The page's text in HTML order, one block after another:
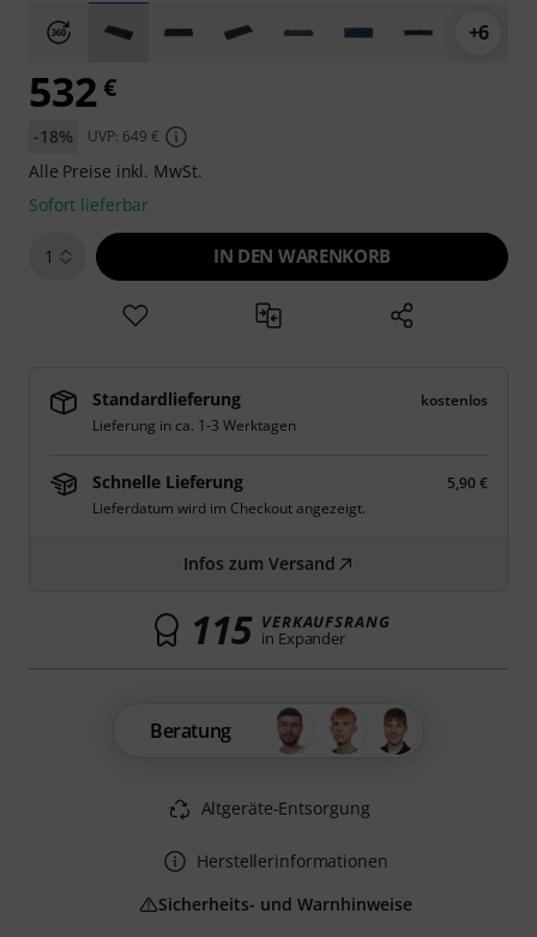
+6
532€
-18% UVP: 649 €
Alle Preise inkl. MwSt.
Sofort lieferbar
1 IN DEN WARENKORB
Standardlieferung
kostenlos
Lieferung in ca. 1-3 Werktagen
Schnelle Lieferung
5,90 €
Lieferdatum wird im Checkout angezeigt.
Infos zum Versand
115 VERKAUFSRANG
in Expander
Beratung
Altgeräte-Entsorgung
Herstellerinformationen
Sicherheits- und Warnhinweise